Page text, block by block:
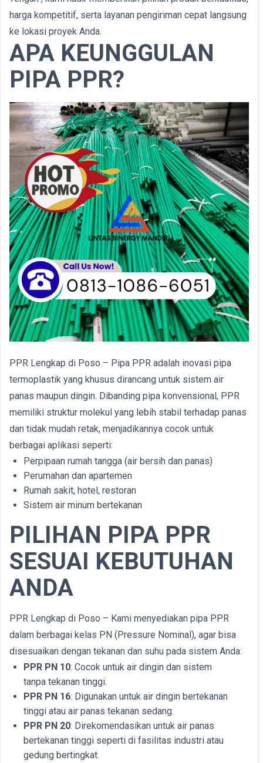
harga kompetitif, serta layanan pengiriman cepat langsung
ke lokasi proyek Anda.
APA KEUNGGULAN
PIPA PPR?
PPR Lengkap di Poso – Pipa PPR adalah inovasi pipa
termoplastik yang khusus dirancang untuk sistem air
panas maupun dingin. Dibanding pipa konvensional, PPR
memiliki struktur molekul yang lebih stabil terhadap panas
dan tidak mudah retak, menjadikannya cocok untuk
berbagai aplikasi seperti:
Perpipaan rumah tangga (air bersih dan panas)
Perumahan dan apartemen
Rumah sakit, hotel, restoran
Sistem air minum bertekanan
PILIHAN PIPA PPR
SESUAI KEBUTUHAN
ANDA
PPR Lengkap di Poso – Kami menyediakan pipa PPR
dalam berbagai kelas PN (Pressure Nominal), agar bisa
disesuaikan dengan tekanan dan suhu pada sistem Anda:
PPR PN 10: Cocok untuk air dingin dan sistem
tanpa tekanan tinggi.
PPR PN 16: Digunakan untuk air dingin bertekanan
tinggi atau air panas tekanan sedang.
PPR PN 20: Direkomendasikan untuk air panas
bertekanan tinggi seperti di fasilitas industri atau
gedung bertingkat.